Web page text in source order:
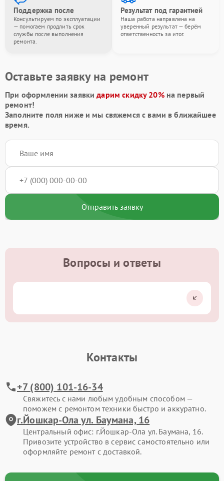
Поддержка после
Консультируем по эксплуатации
— помогаем продлить срок
службы после выполнения
ремонта.
Результат под гарантией
Наша работа направлена на
уверенный результат — берём
ответственность за итог.
Оставьте заявку на ремонт
При оформлении заявкидарим скидку 20%на первый
ремонт!
Заполните поля ниже и мы свяжемся с вами в ближайшее
время.
Отправить заявку
Вопросы и ответы
Контакты
+7 (800) 101-16-34
Свяжитесь с нами любым удобным способом —
поможем с ремонтом техники быстро и аккуратно.
г.Йошкар-Ола ул. Баумана, 16
Центральный офис: г.Йошкар-Ола ул. Баумана, 16.
Привозите устройство в сервис самостоятельно или
оформляйте ремонт с доставкой.